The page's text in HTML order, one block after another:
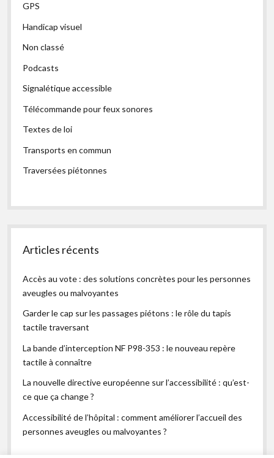
GPS
Handicap visuel
Non classé
Podcasts
Signalétique accessible
Télécommande pour feux sonores
Textes de loi
Transports en commun
Traversées piétonnes
Articles récents
Accès au vote : des solutions concrètes pour les personnes
aveugles ou malvoyantes
Garder le cap sur les passages piétons : le rôle du tapis
tactile traversant
La bande d’interception NF P98-353 : le nouveau repère
tactile à connaître
La nouvelle directive européenne sur l’accessibilité : qu’est-
ce que ça change ?
Accessibilité de l’hôpital : comment améliorer l’accueil des
personnes aveugles ou malvoyantes ?